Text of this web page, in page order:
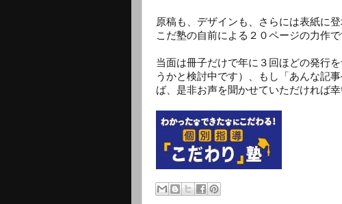
原稿も、デザインも、さらには表紙に
こだ塾の自前による２０ページの力作で
当面は冊子だけで年に３回ほどの発行
うかと検討中です）、もし「あんな記
ば、是非お声を聞かせていただければ幸